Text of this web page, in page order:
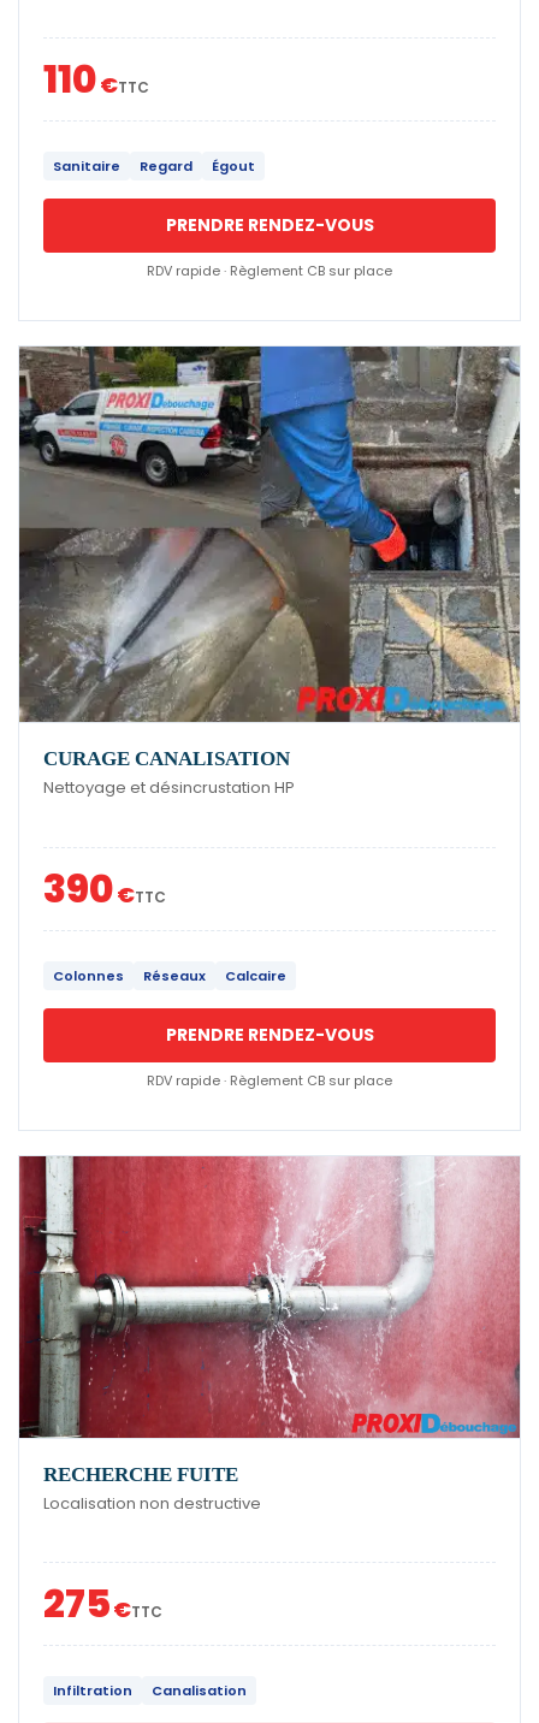
110€TTC
Sanitaire Regard Égout
PRENDRE RENDEZ-VOUS
RDV rapide · Règlement CB sur place
CURAGE CANALISATION
Nettoyage et désincrustation HP
390€TTC
Colonnes Réseaux Calcaire
PRENDRE RENDEZ-VOUS
RDV rapide · Règlement CB sur place
RECHERCHE FUITE
Localisation non destructive
275€TTC
Infiltration Canalisation